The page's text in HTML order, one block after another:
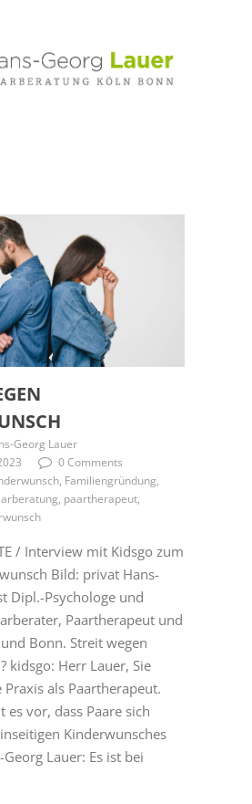
Georg Lauer
0 Comments
Familiengründung,
paartherapeut,
/ Interview mit Kidsgo zum
Bild: privat Hans-
Dipl.-Psychologe und
Paartherapeut und
Bonn. Streit wegen
kidsgo: Herr Lauer, Sie
als Paartherapeut.
vor, dass Paare sich
Kinderwunsches
Lauer: Es ist bei